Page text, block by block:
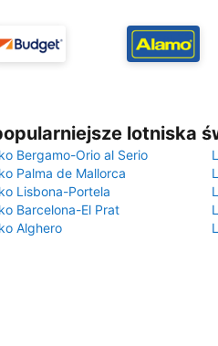
lotniska
Bergamo-Orio al Serio
Palma de Mallorca
Lisbona-Portela
Barcelona-El Prat
Alghero